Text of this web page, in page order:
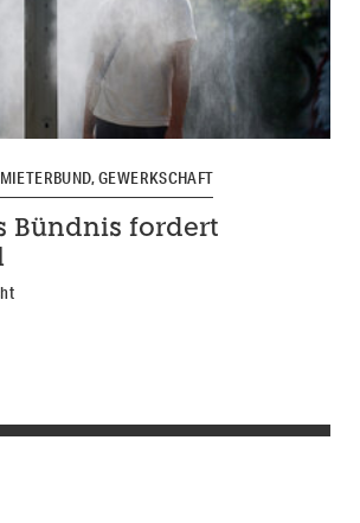
GEWERKSCHAFT
Bündnis fordert